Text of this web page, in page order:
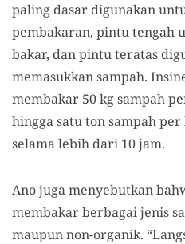
paling dasar digunakan
pembakaran, pintu tengah
bakar, dan pintu teratas
memasukkan sampah.
membakar 50 kg sampah
hingga satu ton sampah
selama lebih dari 10 jam.
Ano juga menyebutkan
membakar berbagai jenis
maupun non-organik.